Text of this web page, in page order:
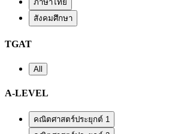
ภาษาไทย
สังคมศึกษา
TGAT
All
A-LEVEL
คณิตศาสตร์ประยุกต์ 1